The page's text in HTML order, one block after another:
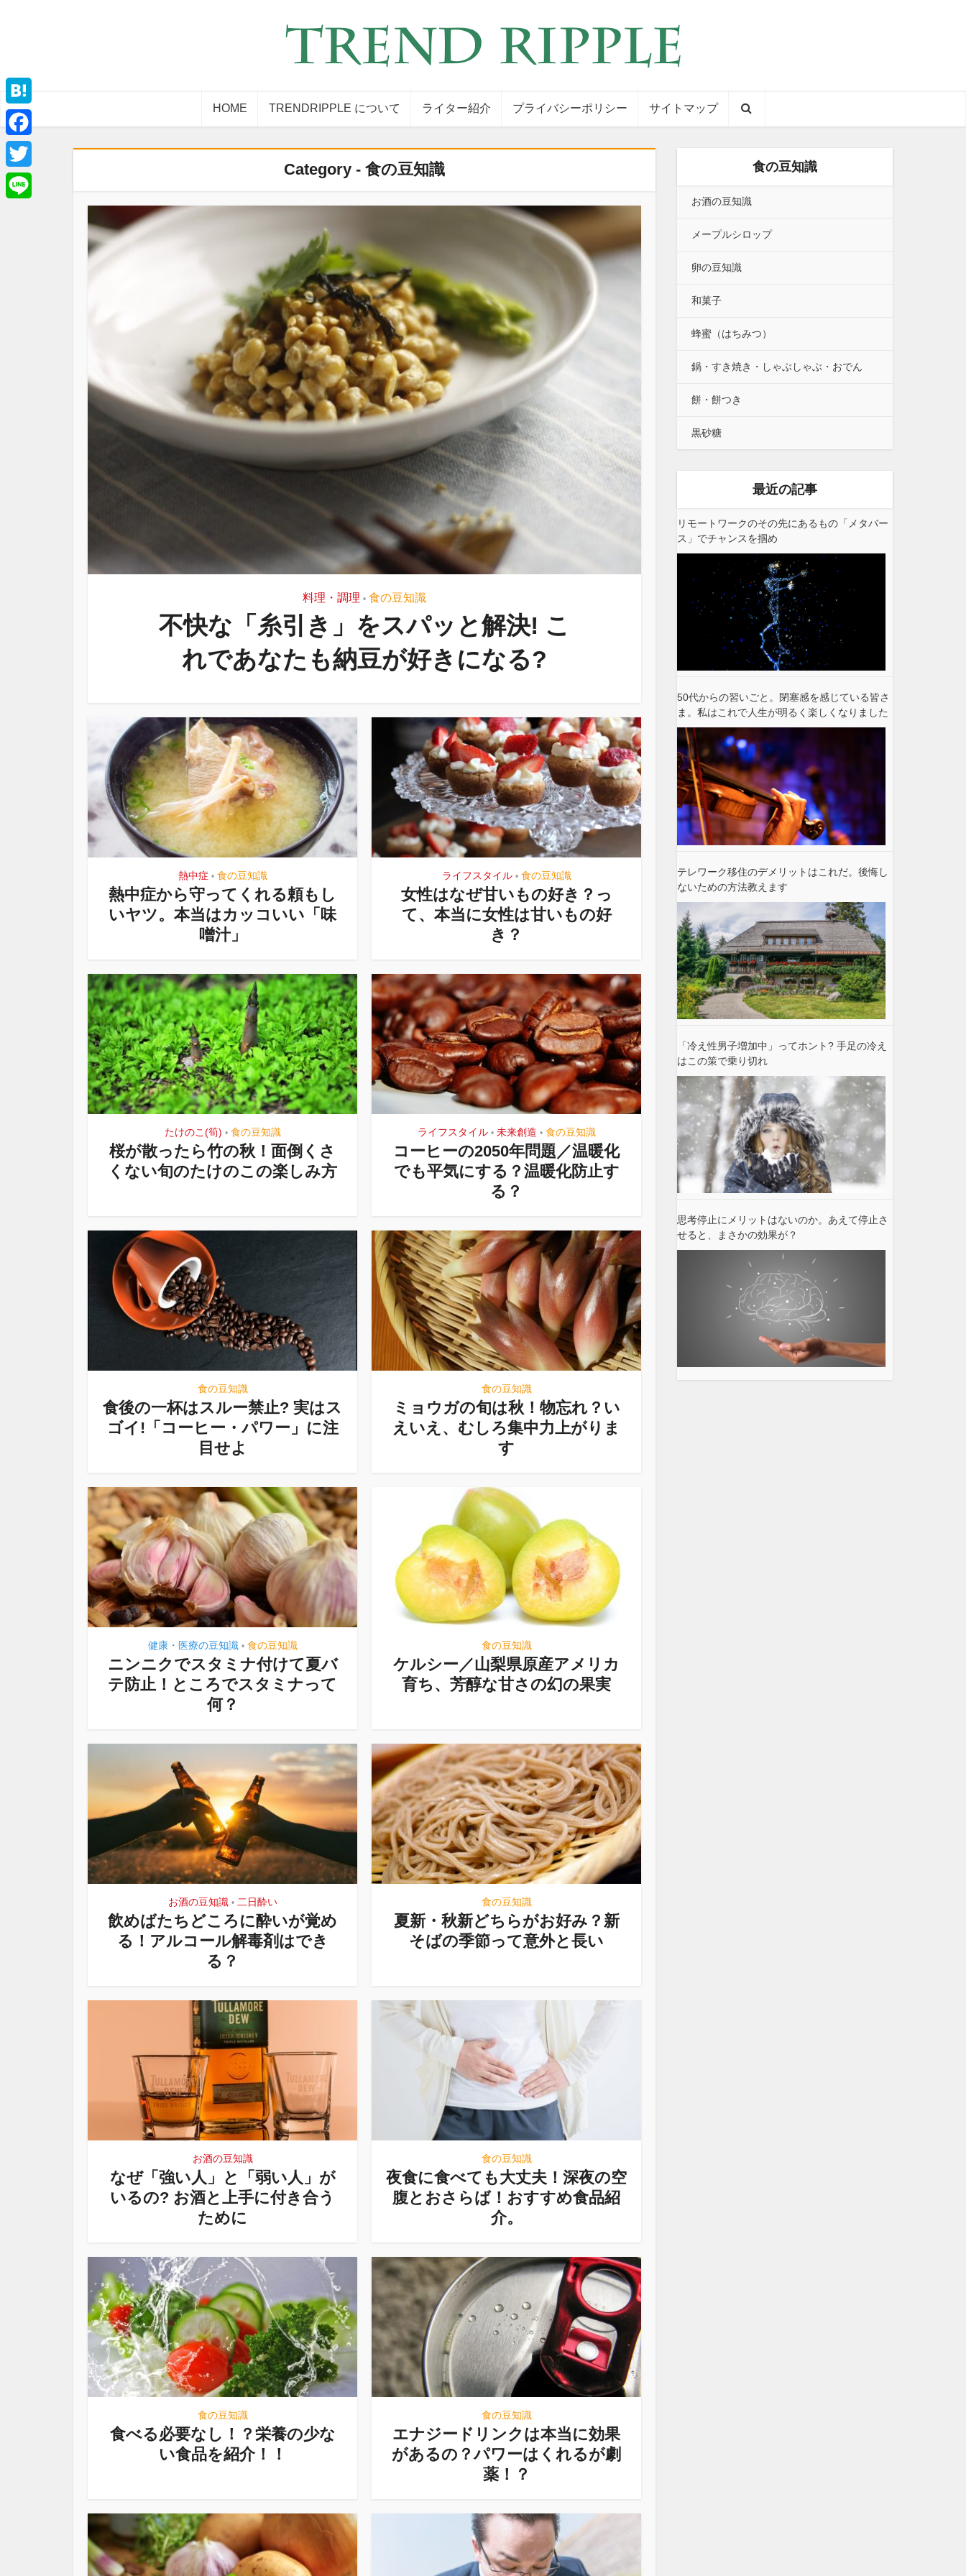
HOME TRENDRIPPLE について ライター紹介 プライバシーポリシー サイトマップ
Category - 食の豆知識
料理・調理 • 食の豆知識
不快な「糸引き」をスパッと解決! こ
れであなたも納豆が好きになる?
熱中症 • 食の豆知識
熱中症から守ってくれる頼もし
いヤツ。本当はカッコいい「味
噌汁」
ライフスタイル • 食の豆知識
女性はなぜ甘いもの好き？っ
て、本当に女性は甘いもの好
き？
たけのこ(筍) • 食の豆知識
桜が散ったら竹の秋！面倒くさ
くない旬のたけのこの楽しみ方
ライフスタイル • 未来創造 • 食の豆知識
コーヒーの2050年問題／温暖化
でも平気にする？温暖化防止す
る？
食の豆知識
食後の一杯はスルー禁止? 実はス
ゴイ!「コーヒー・パワー」に注
目せよ
食の豆知識
ミョウガの旬は秋！物忘れ？い
えいえ、むしろ集中力上がりま
す
健康・医療の豆知識 • 食の豆知識
ニンニクでスタミナ付けて夏バ
テ防止！ところでスタミナって
何？
食の豆知識
ケルシー／山梨県原産アメリカ
育ち、芳醇な甘さの幻の果実
お酒の豆知識 • 二日酔い
飲めばたちどころに酔いが覚め
る！アルコール解毒剤はでき
る？
食の豆知識
夏新・秋新どちらがお好み？新
そばの季節って意外と長い
お酒の豆知識
なぜ「強い人」と「弱い人」が
いるの? お酒と上手に付き合う
ために
食の豆知識
夜食に食べても大丈夫！深夜の空
腹とおさらば！おすすめ食品紹
介。
食の豆知識
食べる必要なし！？栄養の少な
い食品を紹介！！
食の豆知識
エナジードリンクは本当に効果
があるの？パワーはくれるが劇
薬！？
食の豆知識
お酒の豆知識
メープルシロップ
卵の豆知識
和菓子
蜂蜜（はちみつ）
鍋・すき焼き・しゃぶしゃぶ・おでん
餅・餅つき
黒砂糖
最近の記事
リモートワークのその先にあるもの「メタバー
ス」でチャンスを掴め
50代からの習いごと。閉塞感を感じている皆さ
ま。私はこれで人生が明るく楽しくなりました
テレワーク移住のデメリットはこれだ。後悔し
ないための方法教えます
「冷え性男子増加中」ってホント? 手足の冷え
はこの策で乗り切れ
思考停止にメリットはないのか。あえて停止さ
せると、まさかの効果が？
Hatena
Facebook
Twitter